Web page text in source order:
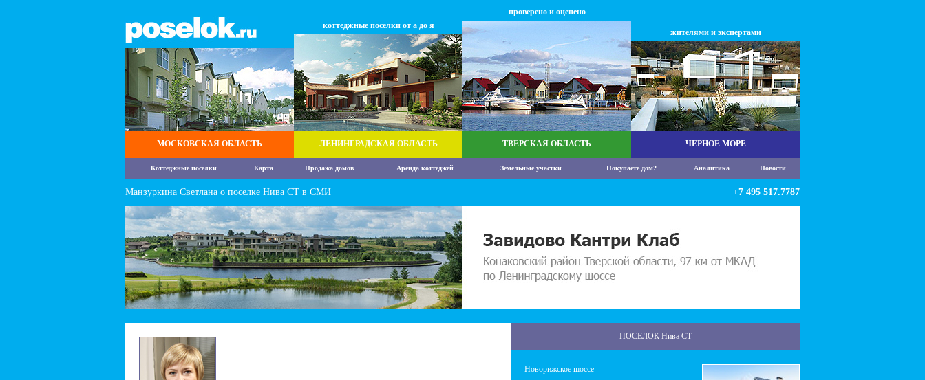
МОСКОВСКАЯ ОБЛАСТЬ
коттеджные поселки от а до я
ЛЕНИНГРАДСКАЯ ОБЛАСТЬ
проверено и оценено
ТВЕРСКАЯ ОБЛАСТЬ
жителями и экспертами
ЧЕРНОЕ МОРЕ
Коттеджные поселки Карта Продажа домов Аренда коттеджей Земельные участки Покупаете дом? Аналитика Новости
Манзуркина Светлана о поселке Нива СТ в СМИ +7 495 517.7787
ПОСЕЛОК Нива СТ
Новорижское шоссе